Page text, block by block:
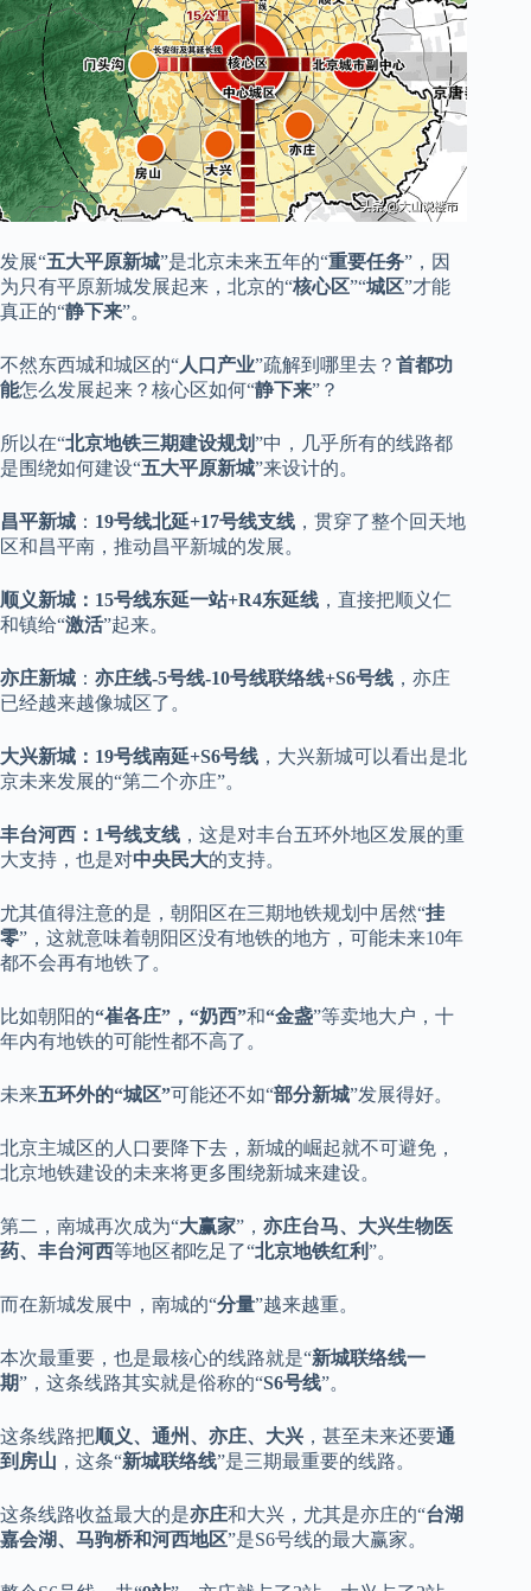
发展“五大平原新城”是北京未来五年的“重要任务”，因
为只有平原新城发展起来，北京的“核心区”“城区”才能
真正的“静下来”。
不然东西城和城区的“人口产业”疏解到哪里去？ 首都功
能怎么发展起来？核心区如何“静下来”？
所以在“北京地铁三期建设规划”中，几乎所有的线路都
是围绕如何建设“五大平原新城”来设计的。
昌平新城 ： 19号线北延+17号线支线 ，贯穿了整个回天地
区和昌平南，推动昌平新城的发展。
顺义新城：15号线东延一站+R4东延线 ，直接把顺义仁
和镇给“激活”起来。
亦庄新城 ： 亦庄线-5号线-10号线联络线+S6号线 ，亦庄
已经越来越像城区了。
大兴新城：19号线南延+S6号线 ，大兴新城可以看出是北
京未来发展的“第二个亦庄”。
丰台河西：1号线支线 ，这是对丰台五环外地区发展的重
大支持，也是对中央民大的支持。
尤其值得注意的是，朝阳区在三期地铁规划中居然“挂
零”，这就意味着朝阳区没有地铁的地方，可能未来10年
都不会再有地铁了。
比如朝阳的“崔各庄”，“奶西”和“金盏”等卖地大户，十
年内有地铁的可能性都不高了。
未来五环外的“城区”可能还不如“部分新城”发展得好。
北京主城区的人口要降下去，新城的崛起就不可避免，
北京地铁建设的未来将更多围绕新城来建设。
第二，南城再次成为“大赢家”， 亦庄台马、大兴生物医
药、丰台河西等地区都吃足了“北京地铁红利”。
而在新城发展中，南城的“分量”越来越重。
本次最重要，也是最核心的线路就是“新城联络线一
期”，这条线路其实就是俗称的“S6号线”。
这条线路把顺义、通州、亦庄、大兴 ，甚至未来还要通
到房山 ，这条“新城联络线”是三期最重要的线路。
这条线路收益最大的是亦庄和大兴，尤其是亦庄的“台湖
嘉会湖、马驹桥和河西地区”是S6号线的最大赢家。